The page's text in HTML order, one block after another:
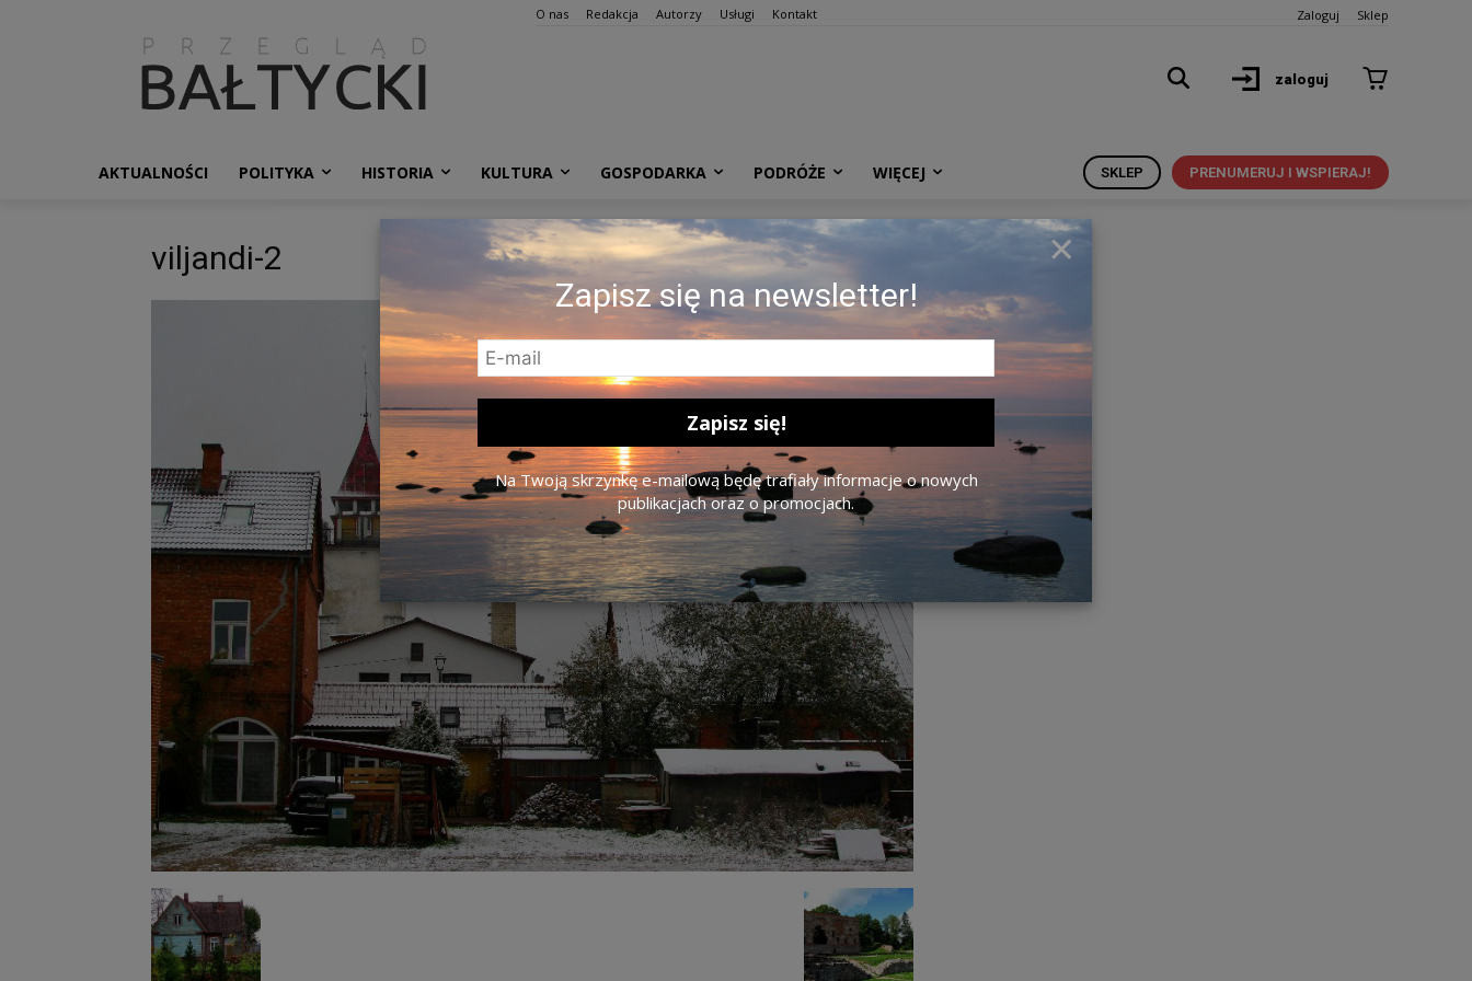
O nas Redakcja Autorzy Usługi Kontakt Zaloguj Sklep
zaloguj
AKTUALNOŚCI POLITYKA HISTORIA KULTURA GOSPODARKA PODRÓŻE WIĘCEJ PRENUMERUJ I WSPIERAJ!
SKLEP
viljandi-2 ×
Zapisz się na newsletter!
Na Twoją skrzynkę e-mailową będę trafiały informacje o nowych
publikacjach oraz o promocjach.